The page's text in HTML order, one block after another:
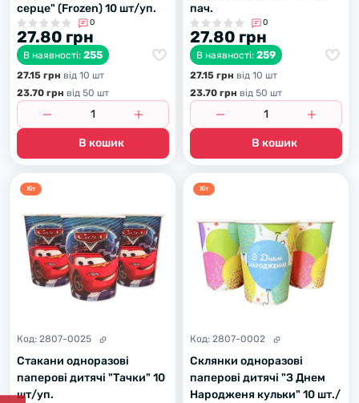
серце" (Frozen) 10 шт/уп.
0
27.80 грн
В наявності: 255
27.15 грн вiд 10 шт
23.70 грн вiд 50 шт
В кошик
пач.
0
27.80 грн
В наявності: 259
27.15 грн вiд 10 шт
23.70 грн вiд 50 шт
В кошик
Хiт
Код: 2807-0025
Стакани одноразові
паперові дитячі "Тачки" 10
шт/уп.
Хiт
Код: 2807-0002
Склянки одноразові
паперові дитячі "З Днем
Народженя кульки" 10 шт./